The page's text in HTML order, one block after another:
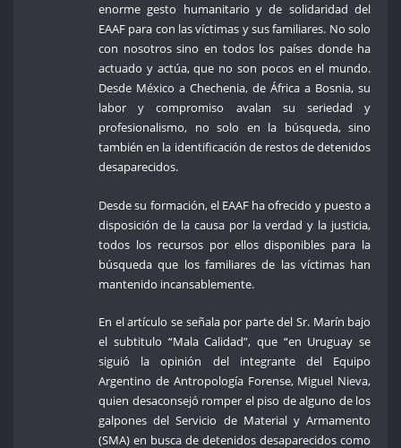
enorme gesto humanitario y de solidaridad del
EAAF para con las víctimas y sus familiares. No solo
con nosotros sino en todos los países donde ha
actuado y actúa, que no son pocos en el mundo.
Desde México a Chechenia, de África a Bosnia, su
labor y compromiso avalan su seriedad y
profesionalismo, no solo en la búsqueda, sino
también en la identificación de restos de detenidos
desaparecidos.
Desde su formación, el EAAF ha ofrecido y puesto a
disposición de la causa por la verdad y la justicia,
todos los recursos por ellos disponibles para la
búsqueda que los familiares de las víctimas han
mantenido incansablemente.
En el artículo se señala por parte del Sr. Marín bajo
el subtitulo “Mala Calidad”, que “en Uruguay se
siguió la opinión del integrante del Equipo
Argentino de Antropología Forense, Miguel Nieva,
quien desaconsejó romper el piso de alguno de los
galpones del Servicio de Material y Armamento
(SMA) en busca de detenidos desaparecidos como